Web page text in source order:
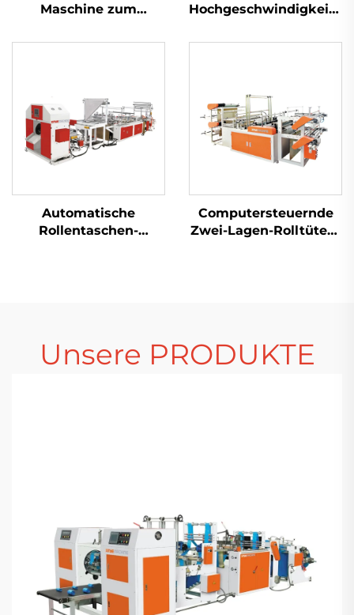
Maschine zum
Taschen mit weichem
Hochgeschwindigkeits-
Maschine
Automatische
Rollentaschen-
Computersteuernde
Zwei-Lagen-Rolltüten-
Unsere PRODUKTE